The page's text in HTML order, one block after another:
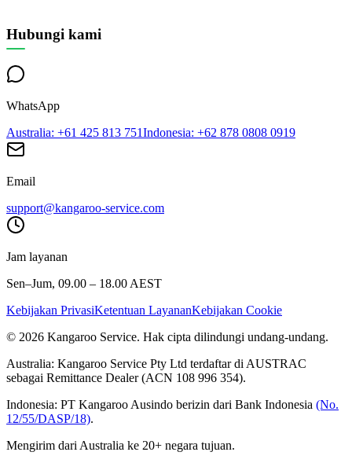
Hubungi kami
WhatsApp
Australia: +61 425 813 751Indonesia: +62 878 0808 0919
Email
support@kangaroo-service.com
Jam layanan
Sen–Jum, 09.00 – 18.00 AEST
Kebijakan PrivasiKetentuan LayananKebijakan Cookie
© 2026 Kangaroo Service. Hak cipta dilindungi undang-undang.
Australia: Kangaroo Service Pty Ltd terdaftar di AUSTRAC
sebagai Remittance Dealer (ACN 108 996 354).
Indonesia: PT Kangaroo Ausindo berizin dari Bank Indonesia (No.
12/55/DASP/18).
Mengirim dari Australia ke 20+ negara tujuan.